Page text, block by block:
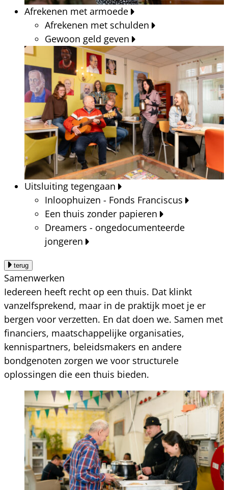
Afrekenen met armoede
Afrekenen met schulden
Gewoon geld geven
Uitsluiting tegengaan
Inloophuizen - Fonds Franciscus
Een thuis zonder papieren
Dreamers - ongedocumenteerde
jongeren
terug
Samenwerken
Iedereen heeft recht op een thuis. Dat klinkt
vanzelfsprekend, maar in de praktijk moet je er
bergen voor verzetten. En dat doen we. Samen met
financiers, maatschappelijke organisaties,
kennispartners, beleidsmakers en andere
bondgenoten zorgen we voor structurele
oplossingen die een thuis bieden.